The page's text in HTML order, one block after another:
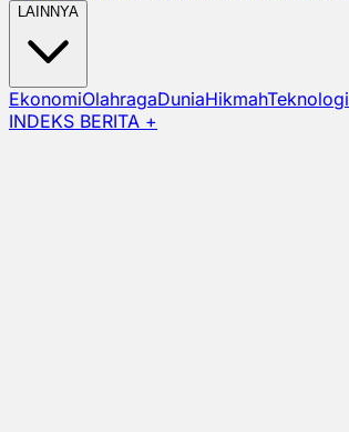
LAINNYA
EkonomiOlahragaDuniaHikmahTeknologi
INDEKS BERITA +